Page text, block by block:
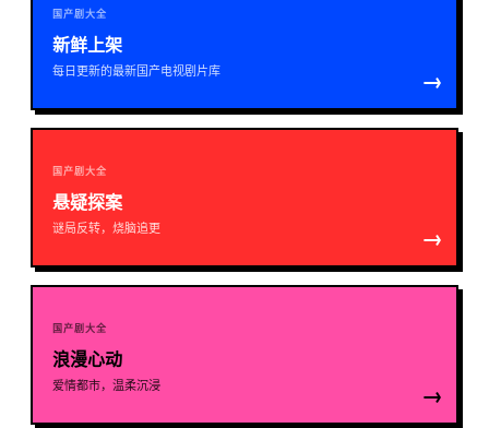
国产剧大全
新鲜上架
每日更新的最新国产电视剧片库 →
国产剧大全
悬疑探案
谜局反转，烧脑追更 →
国产剧大全
浪漫心动
爱情都市，温柔沉浸 →